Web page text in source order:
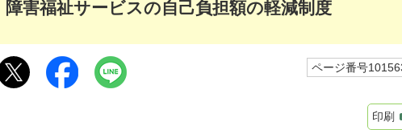
障害福祉サービスの自己負担額の軽減制度
ページ番号
印刷